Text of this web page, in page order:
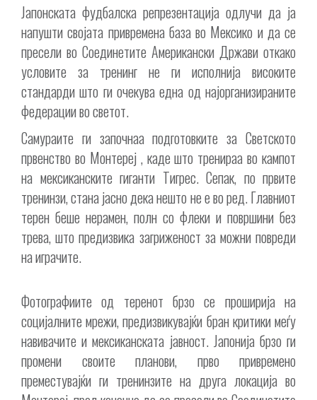
Јапонската фудбалска репрезентација одлучи да ја
напушти својата привремена база во Мексико и да се
пресели во Соединетите Американски Држави откако
условите за тренинг не ги исполнија високите
стандарди што ги очекува една од најорганизираните
федерации во светот.
Самураите ги започнаа подготовките за Светското
првенство во Монтереј , каде што тренираа во кампот
на мексиканските гиганти Тигрес. Сепак, по првите
тренинзи, стана јасно дека нешто не е во ред. Главниот
терен беше нерамен, полн со флеки и површини без
трева, што предизвика загриженост за можни повреди
на играчите.
Фотографиите од теренот брзо се проширија на
социјалните мрежи, предизвикувајќи бран критики меѓу
навивачите и мексиканската јавност. Јапонија брзо ги
промени своите планови, прво привремено
преместувајќи ги тренинзите на друга локација во